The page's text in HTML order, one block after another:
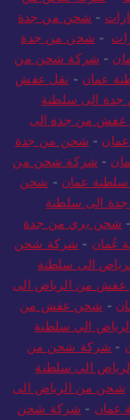
- شحن من جدة
- شحن من جدة
- شركة شحن من
عمان - نقل عفش
الى سلطنة
عفش من جدة الى
- شحن من جدة
- شركة شحن من
عمان - شحن
الى سلطنة
- شحن بري من جدة
عُمان - شركة شحن
الى سلطنة
عفش من الرياض الى
- شحن عفش من
الي سلطنة
- شركة شحن من
الي سلطنة
شحن من الرياض الى
عمان - شركة شحن